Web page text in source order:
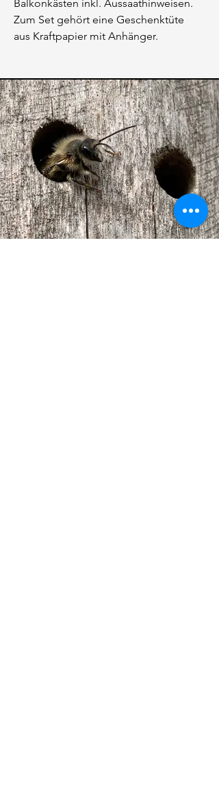
Balkonkästen inkl. Aussaathinweisen.
Zum Set gehört eine Geschenktüte
aus Kraftpapier mit Anhänger.